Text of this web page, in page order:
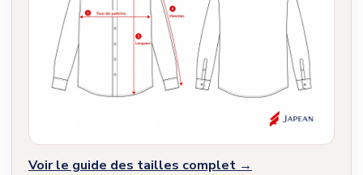
Voir le guide des tailles complet →